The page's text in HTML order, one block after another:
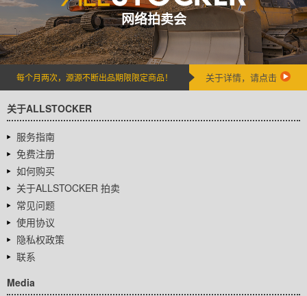
网络拍卖会
每个月两次，源源不断出品期限限定商品！ 关于详情，请点击
关于ALLSTOCKER
服务指南
免费注册
如何购买
关于ALLSTOCKER 拍卖
常见问题
使用协议
隐私权政策
联系
Media